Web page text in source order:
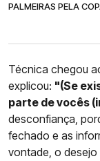
PALMEIRAS PELA
Técnica chegou
explicou: "(Se
parte de vocês
desconfiança,
fechado e as
vontade, o